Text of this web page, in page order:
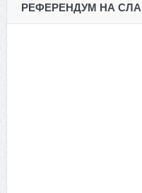
РЕФЕРЕНДУМ НА